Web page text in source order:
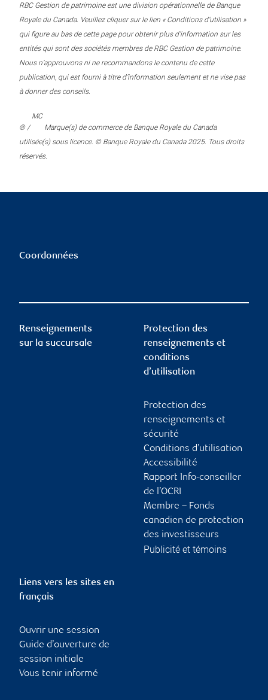
RBC Gestion de patrimoine est une division opérationnelle de Banque
Royale du Canada. Veuillez cliquer sur le lien « Conditions d’utilisation »
qui figure au bas de cette page pour obtenir plus d’information sur les
entités qui sont des sociétés membres de RBC Gestion de patrimoine.
Nous n’approuvons ni ne recommandons le contenu de cette
publication, qui est fourni à titre d’information seulement et ne vise pas
à donner des conseils.
® /
MC
Marque(s) de commerce de Banque Royale du Canada
utilisée(s) sous licence. © Banque Royale du Canada 2025. Tous droits
réservés.
Coordonnées
Renseignements
sur la succursale
Protection des
renseignements et
conditions
d’utilisation
Protection des
renseignements et
sécurité
Conditions d’utilisation
Accessibilité
Rapport Info-conseiller
de l’OCRI
Membre – Fonds
canadien de protection
des investisseurs
Publicité et témoins
Liens vers les sites en
français
Ouvrir une session
Guide d’ouverture de
session initiale
Vous tenir informé